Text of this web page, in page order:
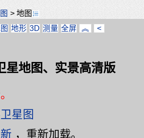
>地图
地形 3D 测量 全屏 ︽ <
星地图、实景高清版
星图
，重新加载。